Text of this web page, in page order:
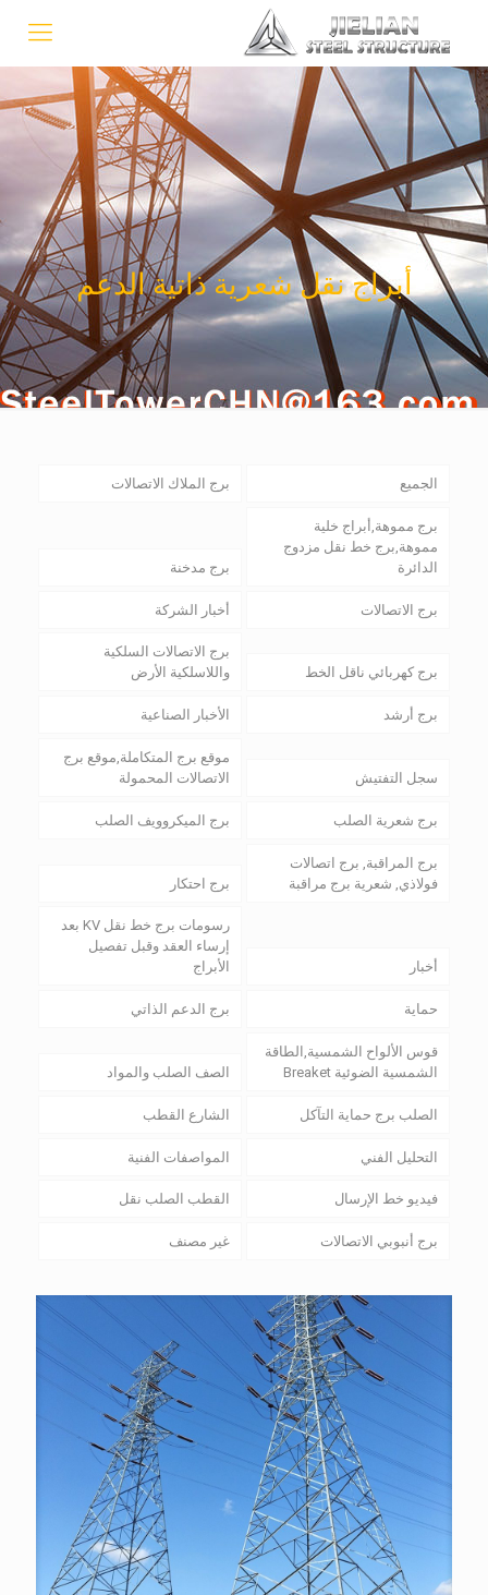
أبراج نقل شعرية ذاتية الدعم
الجميع برج الملاك الاتصالات
برج مموهة,أبراج خلية
مموهة,برج خط نقل مزدوج
الدائرة
برج مدخنة
برج الاتصالات أخبار الشركة
برج كهربائي ناقل الخط
برج الاتصالات السلكية
واللاسلكية الأرض
برج أرشد الأخبار الصناعية
سجل التفتيش
موقع برج المتكاملة,موقع برج
الاتصالات المحمولة
برج شعرية الصلب برج الميكروويف الصلب
برج المراقبة, برج اتصالات
فولاذي, شعرية برج مراقبة
برج احتكار
أخبار
رسومات برج خط نقل KV بعد
إرساء العقد وقبل تفصيل
الأبراج
حماية برج الدعم الذاتي
قوس الألواح الشمسية,الطاقة
الشمسية الضوئية Breaket
الصف الصلب والمواد
الصلب برج حماية التآكل الشارع القطب
التحليل الفني المواصفات الفنية
فيديو خط الإرسال القطب الصلب نقل
برج أنبوبي الاتصالات غير مصنف